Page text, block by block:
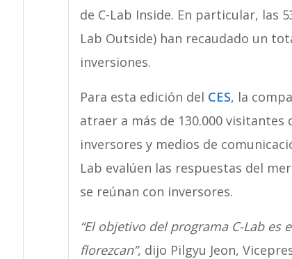
de C-Lab Inside. En particular, las
Lab Outside) han recaudado un
inversiones.
Para esta edición del CES, la
atraer a más de 130.000
inversores y medios de
Lab evalúen las respuestas del
se reúnan con inversores.
“El objetivo del programa C-Lab
florezcan”, dijo Pilgyu Jeon,